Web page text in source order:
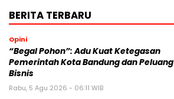
BERITA TERBARU
Opini
“Begal Pohon”: Adu Kuat Ketegasan
Pemerintah Kota Bandung dan Peluang
Bisnis
Rabu, 5 Agu 2026 - 06:11 WIB